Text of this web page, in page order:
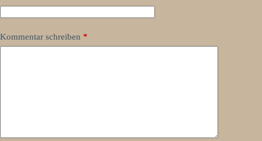
Kommentar schreiben *